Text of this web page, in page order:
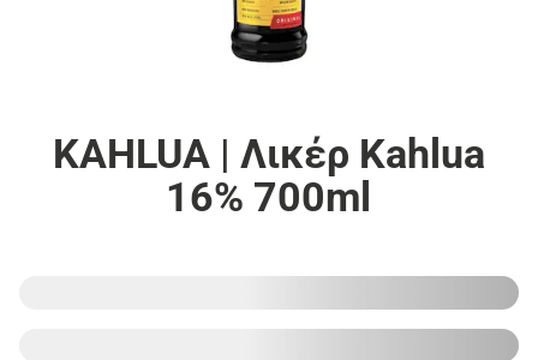
KAHLUA | Λικέρ Kahlua
16% 700ml